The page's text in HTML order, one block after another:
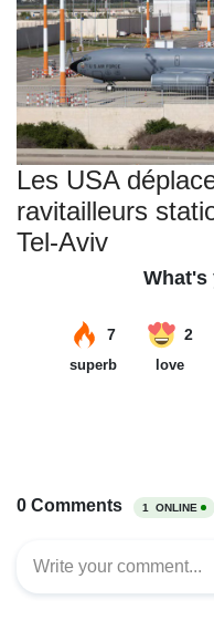
Les USA
ravitailleurs
Tel-Aviv